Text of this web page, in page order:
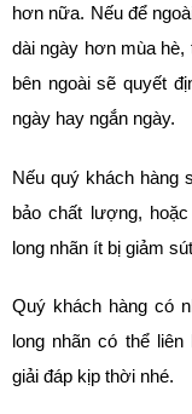
hơn nữa. Nếu để
dài ngày hơn mùa
bên ngoài sẽ quyết
ngày hay ngắn ngày.
Nếu quý khách hàng
bảo chất lượng,
long nhãn ít bị giảm
Quý khách hàng có
long nhãn có thể liên
giải đáp kịp thời nhé.